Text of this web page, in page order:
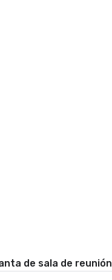
de sala de reunión